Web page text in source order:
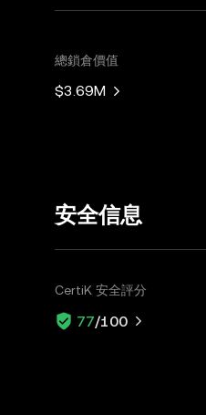
總鎖倉價值
$3.69M
安全信息
CertiK 安全評分
77/100